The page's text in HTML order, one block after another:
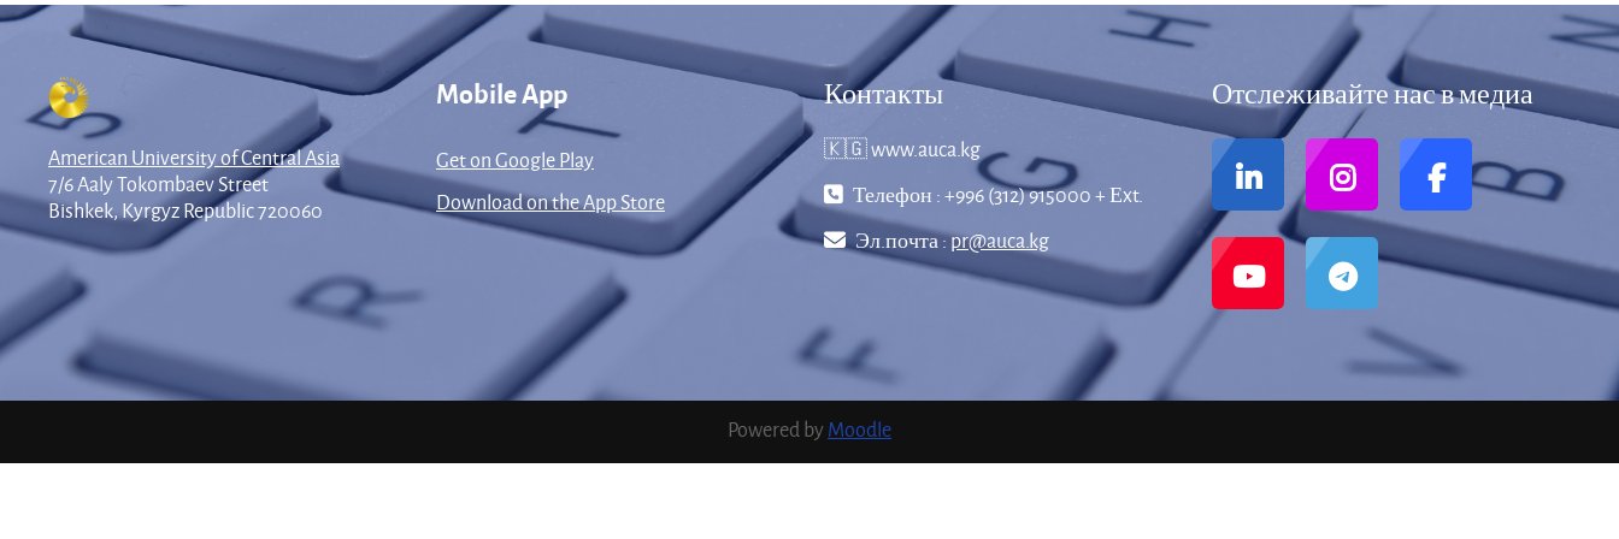
American University of Central Asia
7/6 Aaly Tokombaev Street
Bishkek, Kyrgyz Republic 720060
Mobile App
Get on Google Play
Download on the App Store
Контакты
🇰🇬 www.auca.kg
Телефон : +996 (312) 915000 + Еxt.
Эл.почта :pr@auca.kg
Отслеживайте нас в медиа
Powered byMoodle